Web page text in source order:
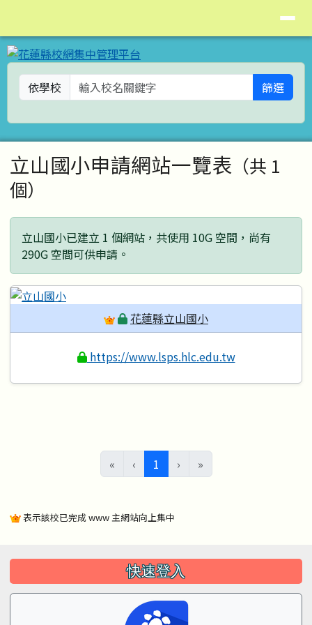
依學校 篩選
主內容區域
立山國小申請網站一覽表 （共 1
個）
立山國小已建立 1 個網站，共使用 10G 空間，尚有
290G 空間可供申請。
花蓮縣立山國小
https://www.lsps.hlc.edu.tw
« ‹ 1 (目前頁次)
› »
表示該校已完成 www 主網站向上集中
左邊區域內容 快速登入
頁尾區域